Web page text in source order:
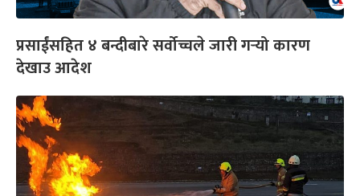
प्रसाईंसहित ४ बन्दीबारे सर्वोच्चले जारी गर्‍यो कारण
देखाउ आदेश